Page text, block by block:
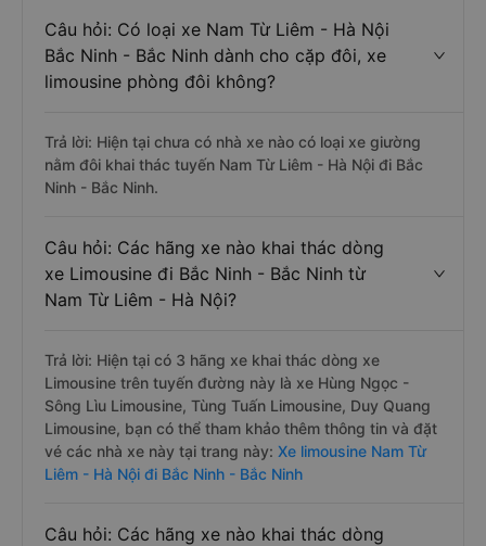
Câu hỏi: Có loại xe Nam Từ Liêm - Hà Nội
Bắc Ninh - Bắc Ninh dành cho cặp đôi, xe
limousine phòng đôi không?
Trả lời: Hiện tại chưa có nhà xe nào có loại xe giường
nằm đôi khai thác tuyến Nam Từ Liêm - Hà Nội đi Bắc
Ninh - Bắc Ninh.
Câu hỏi: Các hãng xe nào khai thác dòng
xe Limousine đi Bắc Ninh - Bắc Ninh từ
Nam Từ Liêm - Hà Nội?
Trả lời: Hiện tại có 3 hãng xe khai thác dòng xe
Limousine trên tuyến đường này là xe Hùng Ngọc -
Sông Lìu Limousine, Tùng Tuấn Limousine, Duy Quang
Limousine, bạn có thể tham khảo thêm thông tin và đặt
vé các nhà xe này tại trang này: Xe limousine Nam Từ
Liêm - Hà Nội đi Bắc Ninh - Bắc Ninh
Câu hỏi: Các hãng xe nào khai thác dòng